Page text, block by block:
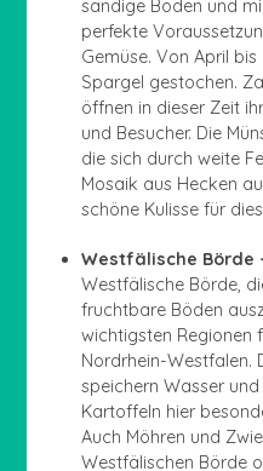
sandige Böden und
perfekte
Gemüse. Von April
Spargel gestochen.
öffnen in dieser Zeit
und Besucher. Die
die sich durch weite
Mosaik aus Hecken
schöne Kulisse für
Westfälische Börde
Westfälische Börde,
fruchtbare Böden
wichtigsten Regionen
Nordrhein-Westfalen.
speichern Wasser
Kartoffeln hier
Auch Möhren und
Westfälischen Börde